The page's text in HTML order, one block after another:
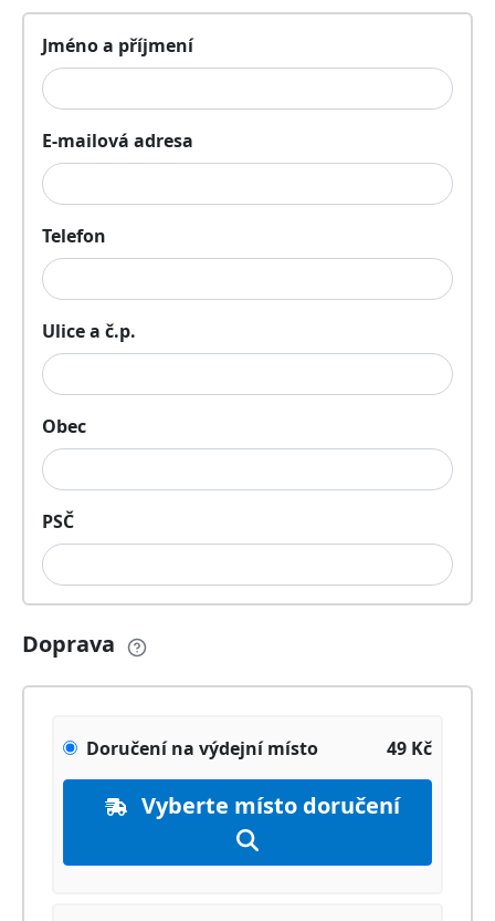
Jméno a příjmení
E-mailová adresa
Telefon
Ulice a č.p.
Obec
PSČ
Doprava
Doručení na výdejní místo 49 Kč
Vyberte místo doručení